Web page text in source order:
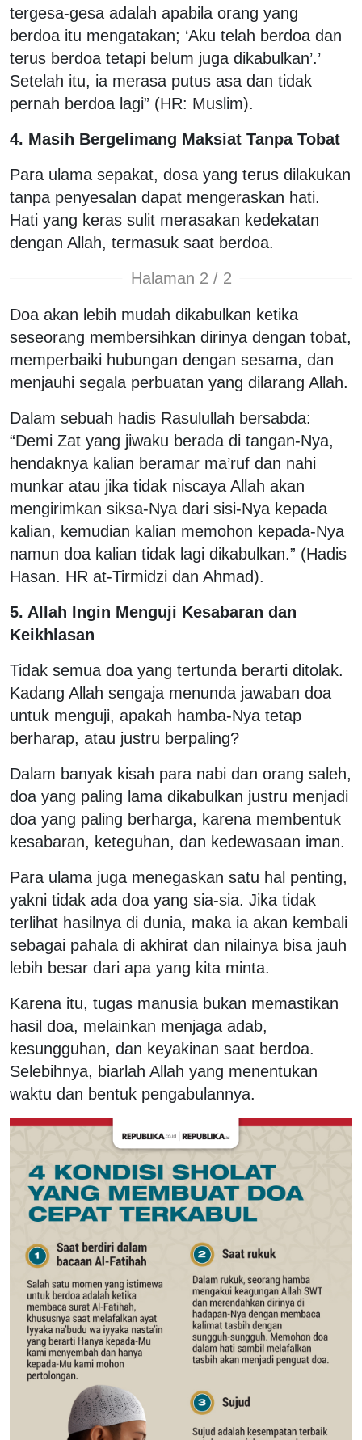
tergesa-gesa adalah apabila orang yang
berdoa itu mengatakan; ‘Aku telah berdoa dan
terus berdoa tetapi belum juga dikabulkan’.’
Setelah itu, ia merasa putus asa dan tidak
pernah berdoa lagi” (HR: Muslim).
4. Masih Bergelimang Maksiat Tanpa Tobat
Para ulama sepakat, dosa yang terus dilakukan
tanpa penyesalan dapat mengeraskan hati.
Hati yang keras sulit merasakan kedekatan
dengan Allah, termasuk saat berdoa.
Halaman 2 / 2
Doa akan lebih mudah dikabulkan ketika
seseorang membersihkan dirinya dengan tobat,
memperbaiki hubungan dengan sesama, dan
menjauhi segala perbuatan yang dilarang Allah.
Dalam sebuah hadis Rasulullah bersabda:
“Demi Zat yang jiwaku berada di tangan-Nya,
hendaknya kalian beramar ma’ruf dan nahi
munkar atau jika tidak niscaya Allah akan
mengirimkan siksa-Nya dari sisi-Nya kepada
kalian, kemudian kalian memohon kepada-Nya
namun doa kalian tidak lagi dikabulkan.” (Hadis
Hasan. HR at-Tirmidzi dan Ahmad).
5. Allah Ingin Menguji Kesabaran dan
Keikhlasan
Tidak semua doa yang tertunda berarti ditolak.
Kadang Allah sengaja menunda jawaban doa
untuk menguji, apakah hamba-Nya tetap
berharap, atau justru berpaling?
Dalam banyak kisah para nabi dan orang saleh,
doa yang paling lama dikabulkan justru menjadi
doa yang paling berharga, karena membentuk
kesabaran, keteguhan, dan kedewasaan iman.
Para ulama juga menegaskan satu hal penting,
yakni tidak ada doa yang sia-sia. Jika tidak
terlihat hasilnya di dunia, maka ia akan kembali
sebagai pahala di akhirat dan nilainya bisa jauh
lebih besar dari apa yang kita minta.
Karena itu, tugas manusia bukan memastikan
hasil doa, melainkan menjaga adab,
kesungguhan, dan keyakinan saat berdoa.
Selebihnya, biarlah Allah yang menentukan
waktu dan bentuk pengabulannya.